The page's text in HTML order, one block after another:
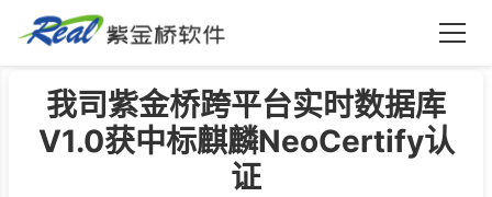
紫金桥软件
我司紫金桥跨平台实时数据库
V1.0获中标麒麟NeoCertify认
证